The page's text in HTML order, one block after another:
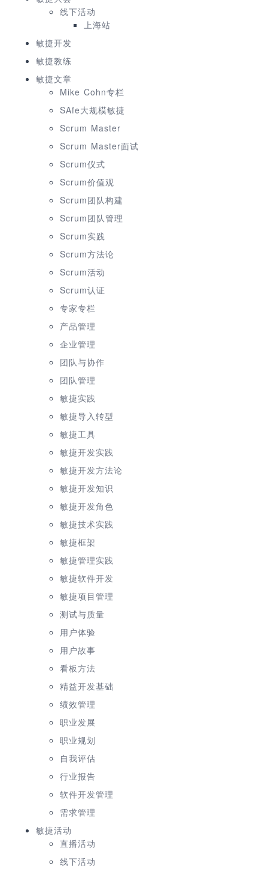
线下活动
上海站
敏捷开发
敏捷教练
敏捷文章
Mike Cohn专栏
SAfe大规模敏捷
Scrum Master
Scrum Master面试
Scrum仪式
Scrum价值观
Scrum团队构建
Scrum团队管理
Scrum实践
Scrum方法论
Scrum活动
Scrum认证
专家专栏
产品管理
企业管理
团队与协作
团队管理
敏捷实践
敏捷导入转型
敏捷工具
敏捷开发实践
敏捷开发方法论
敏捷开发知识
敏捷开发角色
敏捷技术实践
敏捷框架
敏捷管理实践
敏捷软件开发
敏捷项目管理
测试与质量
用户体验
用户故事
看板方法
精益开发基础
绩效管理
职业发展
职业规划
自我评估
行业报告
软件开发管理
需求管理
敏捷活动
直播活动
线下活动